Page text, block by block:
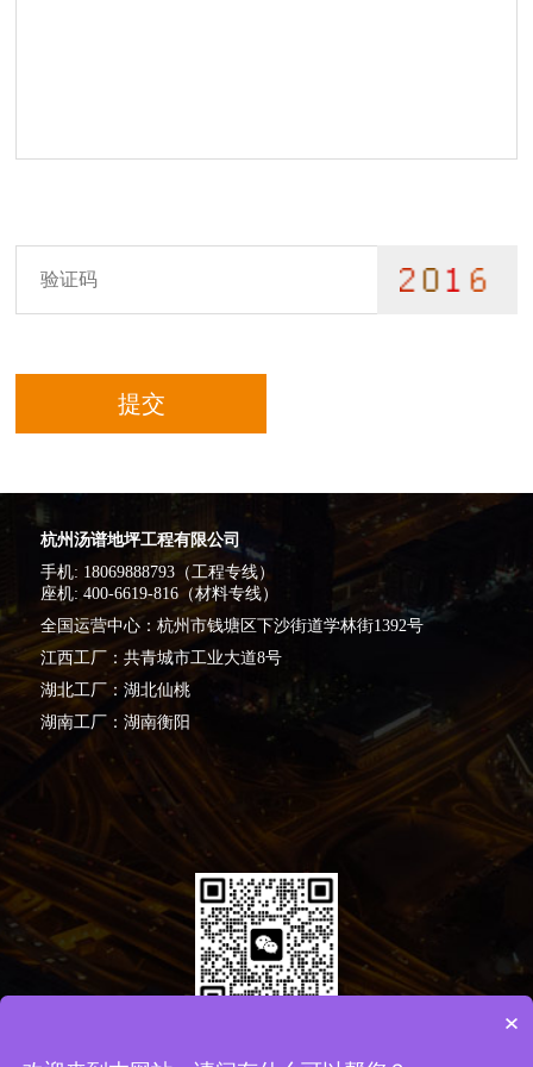
杭州汤谱地坪工程有限公司
手机: 18069888793（工程专线）
座机: 400-6619-816（材料专线）
全国运营中心：杭州市钱塘区下沙街道学林街1392号
江西工厂：共青城市工业大道8号
湖北工厂：湖北仙桃
湖南工厂：湖南衡阳
×